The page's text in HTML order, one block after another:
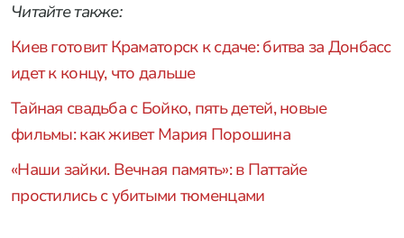
Читайте также:
Киев готовит Краматорск к сдаче: битва за Донбасс
идет к концу, что дальше
Тайная свадьба с Бойко, пять детей, новые
фильмы: как живет Мария Порошина
«Наши зайки. Вечная память»: в Паттайе
простились с убитыми тюменцами